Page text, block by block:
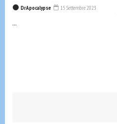
DrApocalypse 15 Settembre 2023
...